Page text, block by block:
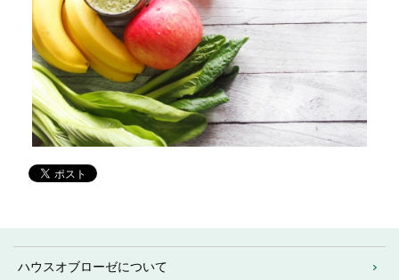
ハウスオブローゼについて